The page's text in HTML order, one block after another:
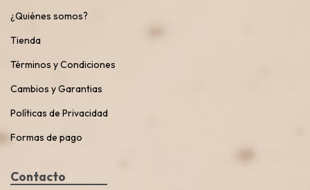
¿Quiénes somos?
Tienda
Términos y Condiciones
Cambios y Garantias
Políticas de Privacidad
Formas de pago
Contacto